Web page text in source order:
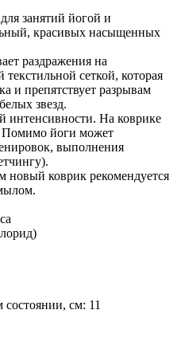
занятий йогой и
красивых насыщенных
раздражения на
сеткой, которая
и препятствует разрывам
звезд.
интенсивности. На коврике
Помимо йоги может
выполнения
новый коврик рекомендуется
см: 11